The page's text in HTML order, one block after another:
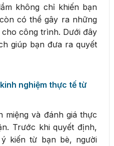
không chỉ khiến bạn
có thể gây ra những
công trình. Dưới đây
giúp bạn đưa ra quyết
nghiệm thực tế từ
miệng và đánh giá thực
Trước khi quyết định,
kiến từ bạn bè, người